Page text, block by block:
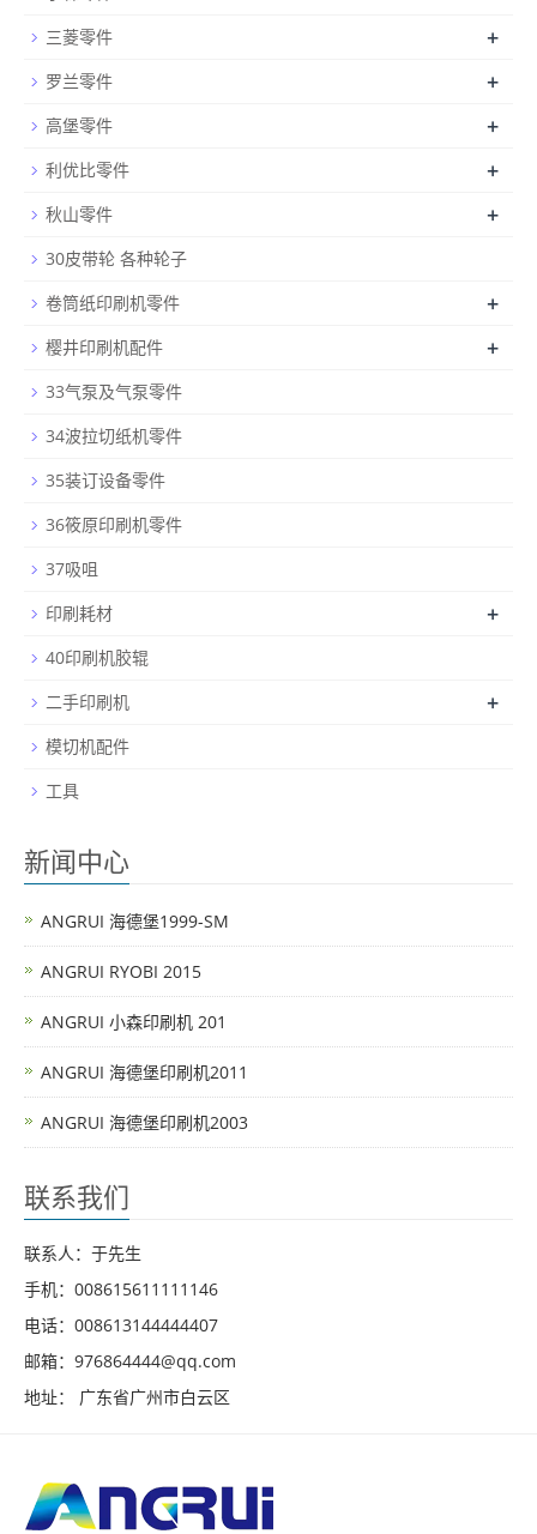
三菱零件 +
罗兰零件 +
高堡零件 +
利优比零件 +
秋山零件 +
30皮带轮 各种轮子
卷筒纸印刷机零件
+
樱井印刷机配件 +
33气泵及气泵零件
34波拉切纸机零件
35装订设备零件
36筱原印刷机零件
37吸咀
印刷耗材
+
40印刷机胶辊
二手印刷机
+
模切机配件
工具
新闻中心
ANGRUI 海德堡1999-SM
ANGRUI RYOBI 2015
ANGRUI 小森印刷机 201
ANGRUI 海德堡印刷机2011
ANGRUI 海德堡印刷机2003
联系我们
联系人：于先生
手机：008615611111146
电话：008613144444407
邮箱：976864444@qq.com
地址： 广东省广州市白云区